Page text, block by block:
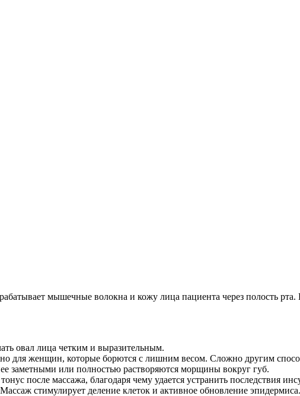
мышечные волокна и кожу лица пациента через полость рта.
овал лица четким и выразительным.
для женщин, которые борются с лишним весом. Сложно другим
заметными или полностью растворяются морщины вокруг губ.
после массажа, благодаря чему удается устранить последствия
стимулирует деление клеток и активное обновление эпидермиса.